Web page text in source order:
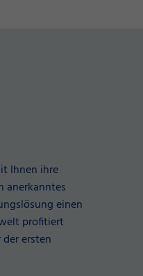
Ihnen ihre
anerkanntes
einen
profitiert
ersten